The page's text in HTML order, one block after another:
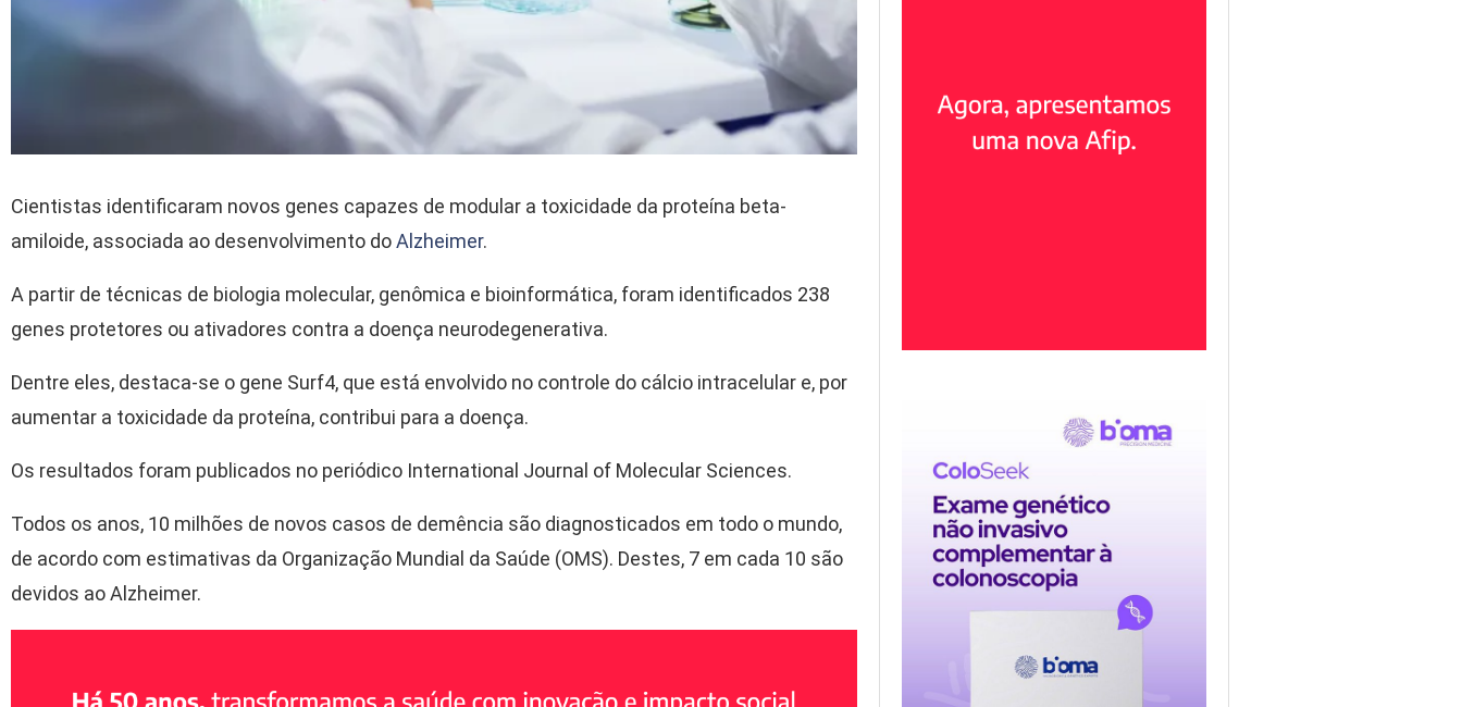
Cientistas identificaram novos genes capazes de modular a toxicidade da proteína beta-
amiloide, associada ao desenvolvimento doAlzheimer.
A partir de técnicas de biologia molecular, genômica e bioinformática, foram identificados 238
genes protetores ou ativadores contra a doença neurodegenerativa.
Dentre eles, destaca-se o gene Surf4, que está envolvido no controle do cálcio intracelular e, por
aumentar a toxicidade da proteína, contribui para a doença.
Os resultados foram publicados no periódico International Journal of Molecular Sciences.
Todos os anos, 10 milhões de novos casos de demência são diagnosticados em todo o mundo,
de acordo com estimativas da Organização Mundial da Saúde (OMS). Destes, 7 em cada 10 são
devidos ao Alzheimer.